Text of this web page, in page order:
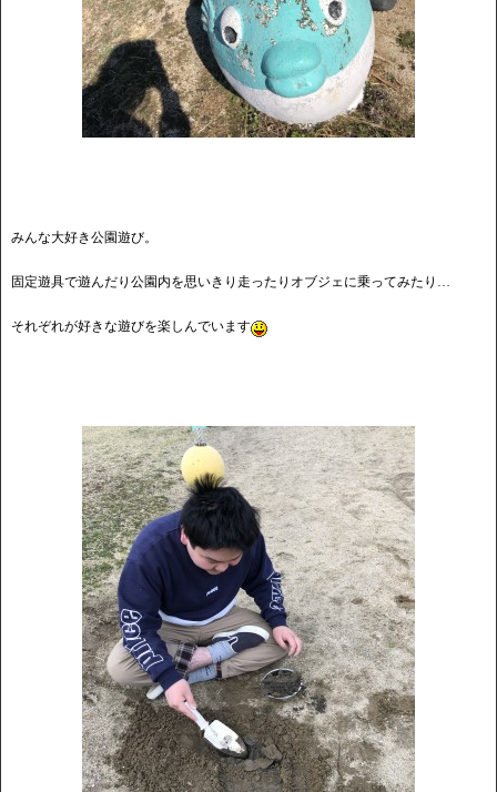
みんな大好き公園遊び。
固定遊具で遊んだり公園内を思いきり走ったりオブジェに乗ってみたり…
それぞれが好きな遊びを楽しんでいます